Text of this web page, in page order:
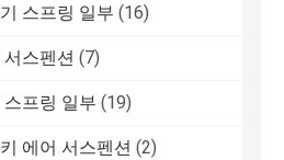
스프링 일부 (16)
스펜션 (7)
프링 일부 (19)
에어 서스펜션 (2)